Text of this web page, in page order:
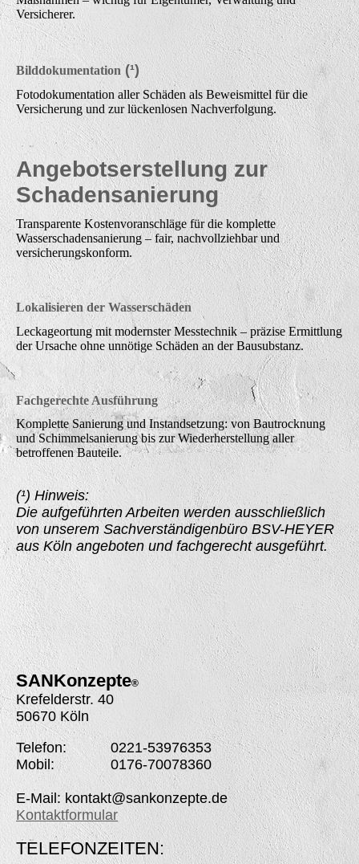
Versicherer.
Bilddokumentation (¹)
Fotodokumentation aller Schäden als Beweismittel für die
Versicherung und zur lückenlosen Nachverfolgung.
Angebotserstellung zur
Schadensanierung
Transparente Kostenvoranschläge für die komplette
Wasserschadensanierung – fair, nachvollziehbar und
versicherungskonform.
Lokalisieren der Wasserschäden
Leckageortung mit modernster Messtechnik – präzise Ermittlung
der Ursache ohne unnötige Schäden an der Bausubstanz.
Fachgerechte Ausführung
Komplette Sanierung und Instandsetzung: von Bautrocknung
und Schimmelsanierung bis zur Wiederherstellung aller
betroffenen Bauteile.
(¹) Hinweis:
Die aufgeführten Arbeiten werden ausschließlich
von unserem Sachverständigenbüro BSV-HEYER
aus Köln angeboten und fachgerecht ausgeführt.
SANKonzepte®
Krefelderstr. 40
50670 Köln
Telefon: 0221-53976353
Mobil: 0176-70078360
E-Mail: kontakt@sankonzepte.de
Kontaktformular
TELEFONZEITEN: